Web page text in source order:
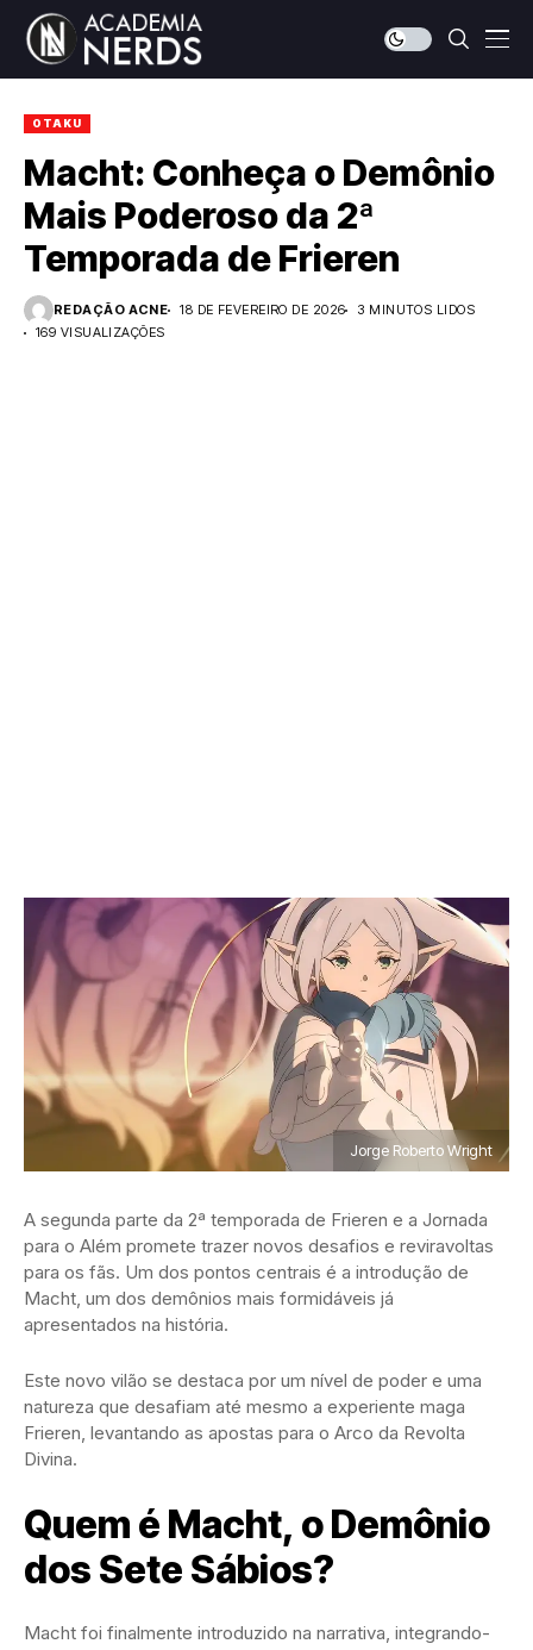
OTAKU
Macht: Conheça o Demônio
Mais Poderoso da 2ª
Temporada de Frieren
REDAÇÃO ACNE 18 DE FEVEREIRO DE 2026
3 MINUTOS LIDOS
169 VISUALIZAÇÕES
Jorge Roberto Wright
A segunda parte da 2ª temporada de Frieren e a Jornada
para o Além promete trazer novos desafios e reviravoltas
para os fãs. Um dos pontos centrais é a introdução de
Macht, um dos demônios mais formidáveis já
apresentados na história.
Este novo vilão se destaca por um nível de poder e uma
natureza que desafiam até mesmo a experiente maga
Frieren, levantando as apostas para o Arco da Revolta
Divina.
Quem é Macht, o Demônio
dos Sete Sábios?
Macht foi finalmente introduzido na narrativa, integrando-